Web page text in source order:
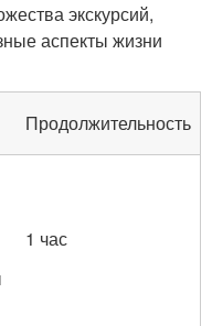
экскурсий,
аспекты жизни
Продолжительность
1 час